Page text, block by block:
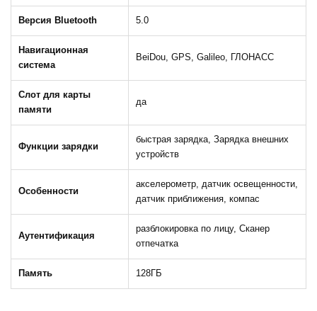
Версия Bluetooth 5.0
Навигационная
система
BeiDou, GPS, Galileo, ГЛОНАСС
Слот для карты
памяти
да
Функции зарядки
быстрая зарядка, Зарядка внешних
устройств
Особенности
акселерометр, датчик освещенности,
датчик приближения, компас
Аутентификация
разблокировка по лицу, Сканер
отпечатка
Память 128ГБ